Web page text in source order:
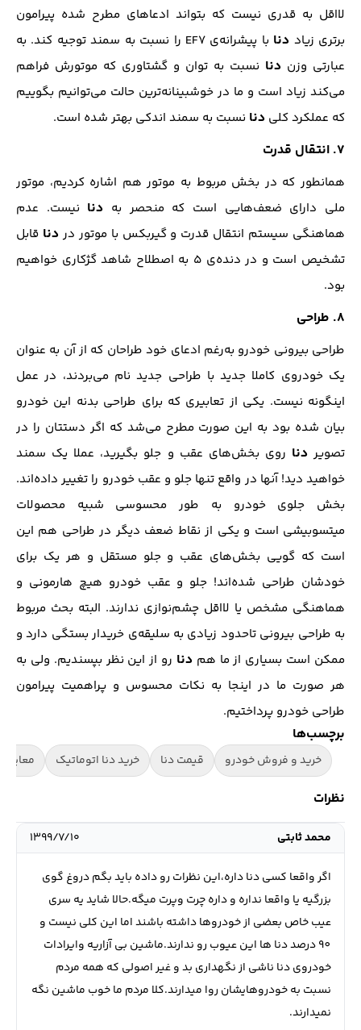
لااقل به قدری نیست که بتواند ادعاهای مطرح شده پیرامون
برتری زیاد دنا
با پیشرانه‌ی EF7 را نسبت به سمند توجیه کند. به
عبارتی وزن دنا نسبت به توان و گشتاوری که موتورش فراهم
می‌کند زیاد است و ما در خوشبینانه‌ترین حالت می‌توانیم بگوییم
که عملکرد کلی دنا نسبت به سمند اندکی بهتر شده است.
۷. انتقال قدرت
همانطور که در بخش مربوط به موتور هم اشاره کردیم، موتور
ملی دارای ضعف‌هایی است که منحصر به دنا نیست. عدم
هماهنگی سیستم انتقال قدرت و گیربکس با موتور دردنا قابل
تشخیص است و در دنده‌ی ۵ به اصطلاح شاهد گژکاری خواهیم
بود.
۸. طراحی
طراحی بیرونی خودرو به‌رغم ادعای خود طراحان که از آن به عنوان
یک خودروی کاملا جدید با طراحی جدید نام می‌بردند، در عمل
اینگونه نیست. یکی از تعابیری که برای طراحی بدنه این خودرو
بیان شده بود به این صورت مطرح می‌شد که اگر دستتان را در
تصویردنا روی بخش‌های عقب و جلو بگیرید، عملا یک سمند
خواهید دید! آنها در واقع تنها جلو و عقب خودرو را تغییر داده‌اند.
بخش جلوی خودرو به طور محسوسی شبیه محصولات
میتسوبیشی است و یکی از نقاط ضعف دیگر در طراحی هم این
است که گویی بخش‌های عقب و جلو مستقل و هر یک برای
خودشان طراحی شده‌اند! جلو و عقب خودرو هیچ هارمونی و
هماهنگی مشخص یا لااقل چشم‌نوازی ندارند. البته بحث مربوط
به طراحی بیرونی تاحدود زیادی به سلیقه‌ی خریدار بستگی دارد و
ممکن است بسیاری از ما همدنا رو از این نظر بپسندیم. ولی به
هر صورت ما در اینجا به نکات محسوس و پراهمیت پیرامون
طراحی خودرو پرداختیم.
برچسب‌ها
خرید و فروش خودرو قیمت دنا خرید دنا اتوماتیک معایب
نظرات
محمد ثابتی ۱۳۹۹/۷/۱۰
اگر واقعا کسی دنا داره،این نظرات رو داده باید بگم دروغ گوی
بزرگیه یا واقعا نداره و داره چرت وپرت میگه.حالا شاید یه سری
عیب خاص بعضی از خودروها داشته باشند اما این کلی نیست و
90 درصد دنا ها این عیوب رو ندارند.ماشین بی آزاریه وایرادات
خودروی دنا ناشی از نگهداری بد و غیر اصولی که همه مردم
نسبت به خودروهایشان روا میدارند.کلا مردم ما خوب ماشین نگه
نمیدارند.